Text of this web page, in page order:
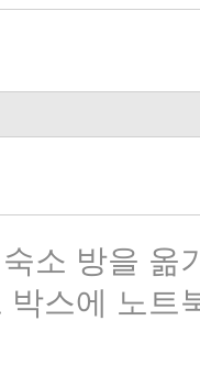
소 방을 옮
박스에 노트